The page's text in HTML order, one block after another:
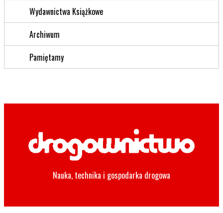
Wydawnictwa Książkowe
Archiwum
Pamiętamy
Nauka, technika i gospodarka drogowa